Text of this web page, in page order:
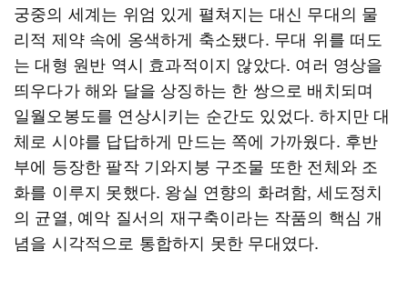
궁중의 세계는 위엄 있게 펼쳐지는 대신 무대의 물
리적 제약 속에 옹색하게 축소됐다. 무대 위를 떠도
는 대형 원반 역시 효과적이지 않았다. 여러 영상을
띄우다가 해와 달을 상징하는 한 쌍으로 배치되며
일월오봉도를 연상시키는 순간도 있었다. 하지만 대
체로 시야를 답답하게 만드는 쪽에 가까웠다. 후반
부에 등장한 팔작 기와지붕 구조물 또한 전체와 조
화를 이루지 못했다. 왕실 연향의 화려함, 세도정치
의 균열, 예악 질서의 재구축이라는 작품의 핵심 개
념을 시각적으로 통합하지 못한 무대였다.